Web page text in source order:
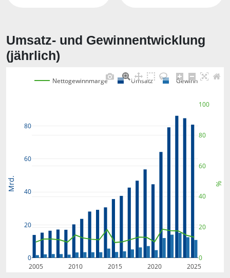
Umsatz- und Gewinnentwicklung
(jährlich)
2005 2010 2015 2020 2025
0
20
40
60
80
0
20
40
60
80
100
Nettogewinnmarge Umsatz Gewinn
Mrd. %